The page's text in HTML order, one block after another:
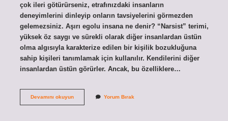
çok ileri götürürseniz, etrafınızdaki insanların
deneyimlerini dinleyip onların tavsiyelerini görmezden
gelemezsiniz. Aşırı egolu insana ne denir? “Narsist” terimi,
yüksek öz saygı ve sürekli olarak diğer insanlardan üstün
olma algısıyla karakterize edilen bir kişilik bozukluğuna
sahip kişileri tanımlamak için kullanılır. Kendilerini diğer
insanlardan üstün görürler. Ancak, bu özelliklere…
Devamını okuyunEgolu
Yorum Bırak